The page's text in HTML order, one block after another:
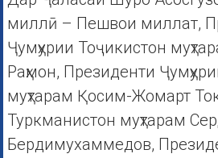
миллӣ – Пешвои миллат,
Ҷумҳурии Тоҷикистон
Раҳмон, Президенти
муҳтарам Қосим-Жомарт
Туркманистон муҳтарам
Бердимухаммедов,